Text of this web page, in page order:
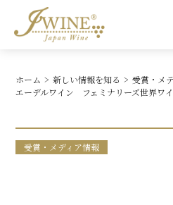
ホーム 新しい情報を知る
受賞・メ
エーデルワイン フェミナリーズ世界ワ
受賞・メディア情報